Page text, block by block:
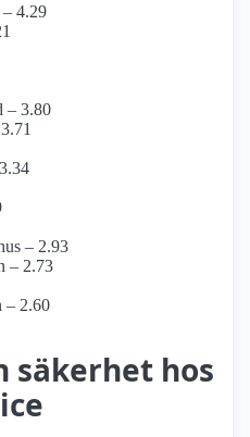
4.29
– 3.80
– 2.93
– 2.73
– 2.60
hos